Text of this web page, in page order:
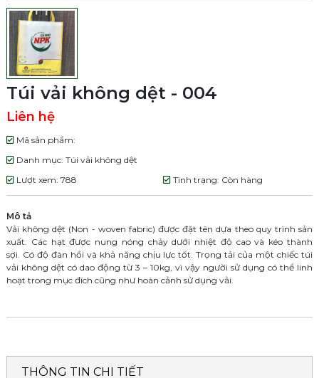
Túi vải không dệt - 004
Liên hệ
Mã sản phẩm:
Danh mục: Túi vải không dệt
Lượt xem: 788
Tình trạng: Còn hàng
Mô tả
Vải không dệt (Non - woven fabric) được đặt tên dựa theo quy trình sản
xuất. Các hạt được nung nóng chảy dưới nhiệt độ cao và kéo thành
sợi. Có độ đàn hồi và khả năng chịu lực tốt. Trọng tải của một chiếc túi
vải không dệt có dao động từ 3 – 10kg, vì vậy người sử dụng có thể linh
hoạt trong mục đích cũng như hoàn cảnh sử dụng vải.
THÔNG TIN CHI TIẾT